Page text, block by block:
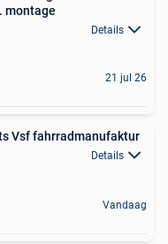
montage
Details
21 jul 26
Vsf fahrradmanufaktur
Details
Vandaag